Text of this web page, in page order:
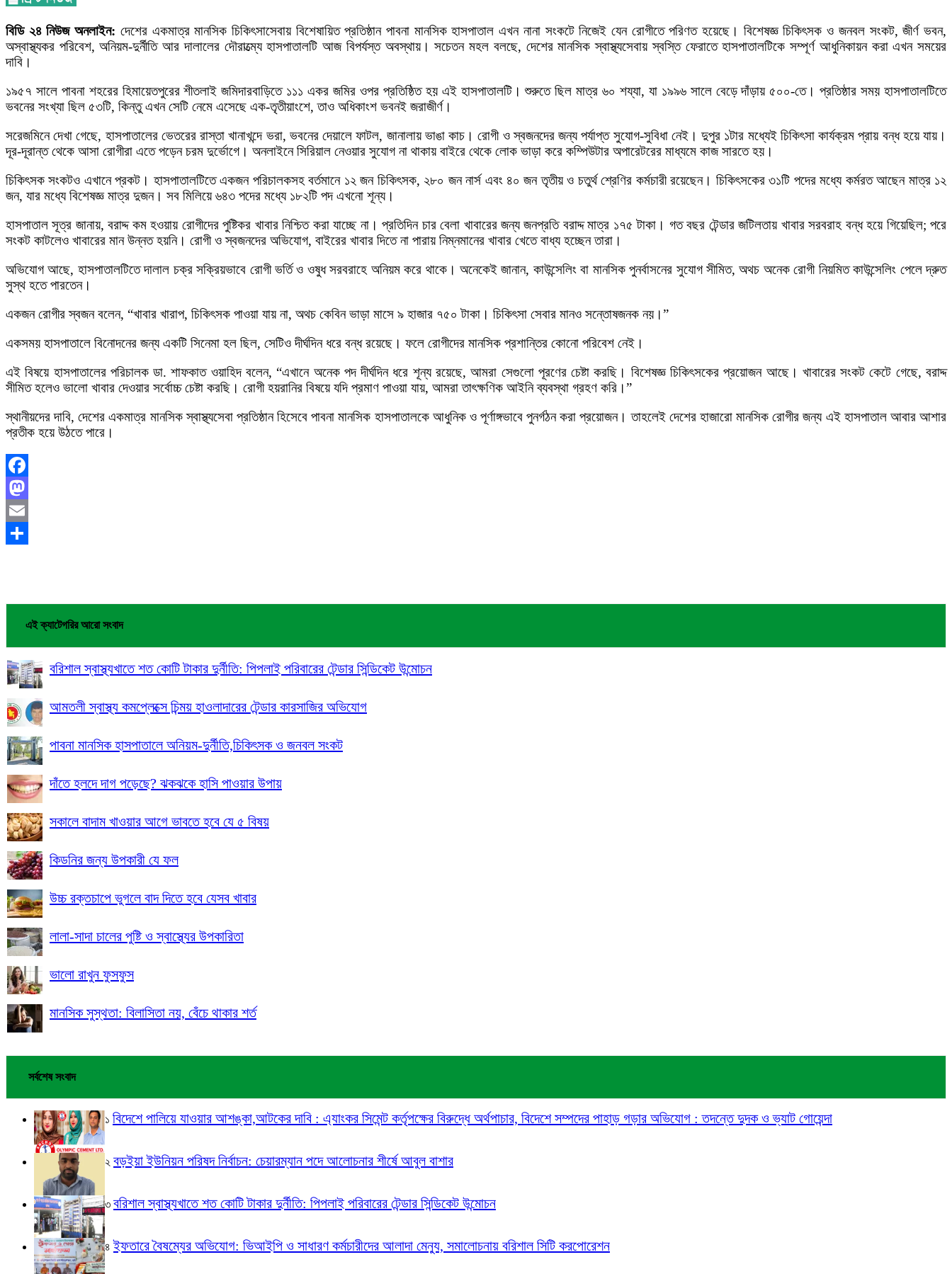
বিডি ২৪ নিউজ অনলাইন: দেশের একমাত্র মানসিক চিকিৎসাসেবায় বিশেষায়িত প্রতিষ্ঠান পাবনা মানসিক হাসপাতাল এখন নানা সংকটে নিজেই যেন রোগীতে পরিণত হয়েছে। বিশেষজ্ঞ চিকিৎসক ও জনবল সংকট, জীর্ণ ভবন,
অস্বাস্থ্যকর পরিবেশ, অনিয়ম-দুর্নীতি আর দালালের দৌরাত্ম্যে হাসপাতালটি আজ বিপর্যস্ত অবস্থায়। সচেতন মহল বলছে, দেশের মানসিক স্বাস্থ্যসেবায় স্বস্তি ফেরাতে হাসপাতালটিকে সম্পূর্ণ আধুনিকায়ন করা এখন সময়ের
দাবি।
১৯৫৭ সালে পাবনা শহরের হিমায়েতপুরের শীতলাই জমিদারবাড়িতে ১১১ একর জমির ওপর প্রতিষ্ঠিত হয় এই হাসপাতালটি। শুরুতে ছিল মাত্র ৬০ শয্যা, যা ১৯৯৬ সালে বেড়ে দাঁড়ায় ৫০০-তে। প্রতিষ্ঠার সময় হাসপাতালটিতে
ভবনের সংখ্যা ছিল ৫৩টি, কিন্তু এখন সেটি নেমে এসেছে এক-তৃতীয়াংশে, তাও অধিকাংশ ভবনই জরাজীর্ণ।
সরেজমিনে দেখা গেছে, হাসপাতালের ভেতরের রাস্তা খানাখন্দে ভরা, ভবনের দেয়ালে ফাটল, জানালায় ভাঙা কাচ। রোগী ও স্বজনদের জন্য পর্যাপ্ত সুযোগ-সুবিধা নেই। দুপুর ১টার মধ্যেই চিকিৎসা কার্যক্রম প্রায় বন্ধ হয়ে যায়।
দূর-দূরান্ত থেকে আসা রোগীরা এতে পড়েন চরম দুর্ভোগে। অনলাইনে সিরিয়াল নেওয়ার সুযোগ না থাকায় বাইরে থেকে লোক ভাড়া করে কম্পিউটার অপারেটরের মাধ্যমে কাজ সারতে হয়।
চিকিৎসক সংকটও এখানে প্রকট। হাসপাতালটিতে একজন পরিচালকসহ বর্তমানে ১২ জন চিকিৎসক, ২৮০ জন নার্স এবং ৪০ জন তৃতীয় ও চতুর্থ শ্রেণির কর্মচারী রয়েছেন। চিকিৎসকের ৩১টি পদের মধ্যে কর্মরত আছেন মাত্র ১২
জন, যার মধ্যে বিশেষজ্ঞ মাত্র দুজন। সব মিলিয়ে ৬৪৩ পদের মধ্যে ১৮২টি পদ এখনো শূন্য।
হাসপাতাল সূত্র জানায়, বরাদ্দ কম হওয়ায় রোগীদের পুষ্টিকর খাবার নিশ্চিত করা যাচ্ছে না। প্রতিদিন চার বেলা খাবারের জন্য জনপ্রতি বরাদ্দ মাত্র ১৭৫ টাকা। গত বছর টেন্ডার জটিলতায় খাবার সরবরাহ বন্ধ হয়ে গিয়েছিল; পরে
সংকট কাটলেও খাবারের মান উন্নত হয়নি। রোগী ও স্বজনদের অভিযোগ, বাইরের খাবার দিতে না পারায় নিম্নমানের খাবার খেতে বাধ্য হচ্ছেন তারা।
অভিযোগ আছে, হাসপাতালটিতে দালাল চক্র সক্রিয়ভাবে রোগী ভর্তি ও ওষুধ সরবরাহে অনিয়ম করে থাকে। অনেকেই জানান, কাউন্সেলিং বা মানসিক পুনর্বাসনের সুযোগ সীমিত, অথচ অনেক রোগী নিয়মিত কাউন্সেলিং পেলে দ্রুত
সুস্থ হতে পারতেন।
একজন রোগীর স্বজন বলেন, “খাবার খারাপ, চিকিৎসক পাওয়া যায় না, অথচ কেবিন ভাড়া মাসে ৯ হাজার ৭৫০ টাকা। চিকিৎসা সেবার মানও সন্তোষজনক নয়।”
একসময় হাসপাতালে বিনোদনের জন্য একটি সিনেমা হল ছিল, সেটিও দীর্ঘদিন ধরে বন্ধ রয়েছে। ফলে রোগীদের মানসিক প্রশান্তির কোনো পরিবেশ নেই।
এই বিষয়ে হাসপাতালের পরিচালক ডা. শাফকাত ওয়াহিদ বলেন, “এখানে অনেক পদ দীর্ঘদিন ধরে শূন্য রয়েছে, আমরা সেগুলো পূরণের চেষ্টা করছি। বিশেষজ্ঞ চিকিৎসকের প্রয়োজন আছে। খাবারের সংকট কেটে গেছে, বরাদ্দ
সীমিত হলেও ভালো খাবার দেওয়ার সর্বোচ্চ চেষ্টা করছি। রোগী হয়রানির বিষয়ে যদি প্রমাণ পাওয়া যায়, আমরা তাৎক্ষণিক আইনি ব্যবস্থা গ্রহণ করি।”
স্থানীয়দের দাবি, দেশের একমাত্র মানসিক স্বাস্থ্যসেবা প্রতিষ্ঠান হিসেবে পাবনা মানসিক হাসপাতালকে আধুনিক ও পূর্ণাঙ্গভাবে পুনর্গঠন করা প্রয়োজন। তাহলেই দেশের হাজারো মানসিক রোগীর জন্য এই হাসপাতাল আবার আশার
প্রতীক হয়ে উঠতে পারে।
Facebook
Mastodon
Email
এই ক্যাটেগরির আরো সংবাদ
বরিশাল স্বাস্থ্যখাতে শত কোটি টাকার দুর্নীতি: পিপলাই পরিবারের টেন্ডার সিন্ডিকেট উন্মোচন
আমতলী স্বাস্থ্য কমপ্লেক্সে চিন্ময় হাওলাদারের টেন্ডার কারসাজির অভিযোগ
পাবনা মানসিক হাসপাতালে অনিয়ম-দুর্নীতি,চিকিৎসক ও জনবল সংকট
দাঁতে হলদে দাগ পড়েছে? ঝকঝকে হাসি পাওয়ার উপায়
সকালে বাদাম খাওয়ার আগে ভাবতে হবে যে ৫ বিষয়
কিডনির জন্য উপকারী যে ফল
উচ্চ রক্তচাপে ভুগলে বাদ দিতে হবে যেসব খাবার
লালা-সাদা চালের পুষ্টি ও স্বাস্থ্যের উপকারিতা
ভালো রাখুন ফুসফুস
মানসিক সুস্থতা: বিলাসিতা নয়, বেঁচে থাকার শর্ত
সর্বশেষ সংবাদ
১ বিদেশে পালিয়ে যাওয়ার আশঙ্কা,আটকের দাবি : এ্যাংকর সিমেন্ট কর্তৃপক্ষের বিরুদ্ধে অর্থপাচার, বিদেশে সম্পদের পাহাড় গড়ার অভিযোগ : তদন্তে দুদক ও ভ্যাট গোয়েন্দা
২ বড়ইয়া ইউনিয়ন পরিষদ নির্বাচন: চেয়ারম্যান পদে আলোচনার শীর্ষে আবুল বাশার
৩ বরিশাল স্বাস্থ্যখাতে শত কোটি টাকার দুর্নীতি: পিপলাই পরিবারের টেন্ডার সিন্ডিকেট উন্মোচন
৪ ইফতারে বৈষম্যের অভিযোগ: ভিআইপি ও সাধারণ কর্মচারীদের আলাদা মেন্যু, সমালোচনায় বরিশাল সিটি করপোরেশন